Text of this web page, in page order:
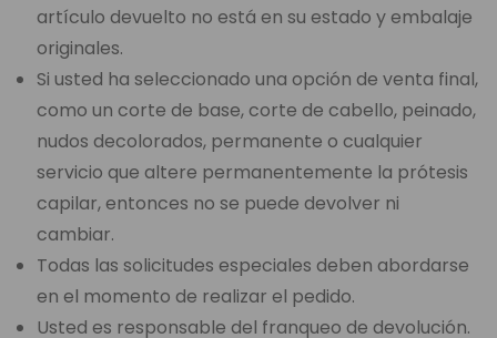
artículo devuelto no está en su estado y embalaje
originales.
Si usted ha seleccionado una opción de venta final,
como un corte de base, corte de cabello, peinado,
nudos decolorados, permanente o cualquier
servicio que altere permanentemente la prótesis
capilar, entonces no se puede devolver ni
cambiar.
Todas las solicitudes especiales deben abordarse
en el momento de realizar el pedido.
Usted es responsable del franqueo de devolución.